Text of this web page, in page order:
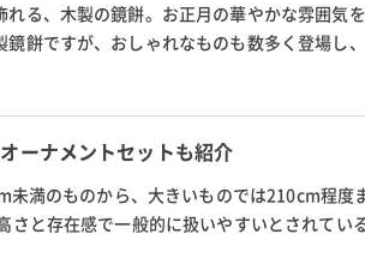
る、木製の鏡餅。お正月の華やかな雰囲気
餅ですが、おしゃれなものも数多く登場し
鏡餅...
ーナメントセットも紹介
満のものから、大きいものでは210cm程度
さと存在感で一般的に扱いやすいとされてい
グローバルト...